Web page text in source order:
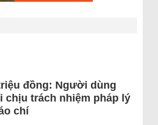
đồng: Người dùng
chịu trách nhiệm pháp lý
chí